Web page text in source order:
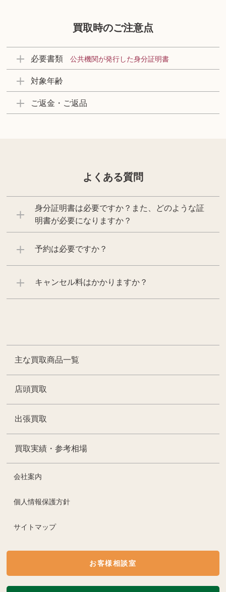
買取時のご注意点
必要書類 公共機関が発行した身分証明書
対象年齢
ご返金・ご返品
よくある質問
身分証明書は必要ですか？また、どのような証
明書が必要になりますか？
予約は必要ですか？
キャンセル料はかかりますか？
主な買取商品一覧
店頭買取
出張買取
買取実績・参考相場
会社案内
個人情報保護方針
サイトマップ
お客様相談室